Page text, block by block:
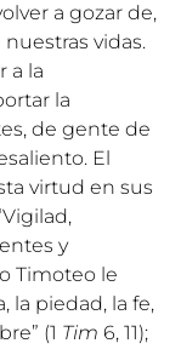
a gozar de,
vidas.
a la
la
de gente de
El
virtud en sus
y
Timoteo le
la piedad, la fe,
(1 Tim 6, 11);